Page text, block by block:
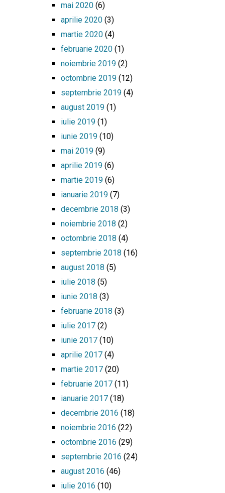
mai 2020(6)
aprilie 2020(3)
martie 2020(4)
februarie 2020(1)
noiembrie 2019(2)
octombrie 2019(12)
septembrie 2019(4)
august 2019(1)
iulie 2019(1)
iunie 2019(10)
mai 2019(9)
aprilie 2019(6)
martie 2019(6)
ianuarie 2019(7)
decembrie 2018 (3)
noiembrie 2018 (2)
octombrie 2018 (4)
septembrie 2018 (16)
august 2018 (5)
iulie 2018 (5)
iunie 2018 (3)
februarie 2018 (3)
iulie 2017(2)
iunie 2017(10)
aprilie 2017(4)
martie 2017(20)
februarie 2017(11)
ianuarie 2017(18)
decembrie 2016 (18)
noiembrie 2016 (22)
octombrie 2016 (29)
septembrie 2016 (24)
august 2016 (46)
iulie 2016 (10)